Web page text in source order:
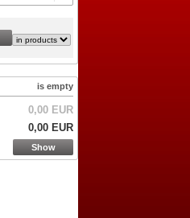
is empty
0,00 EUR
0,00 EUR
Show